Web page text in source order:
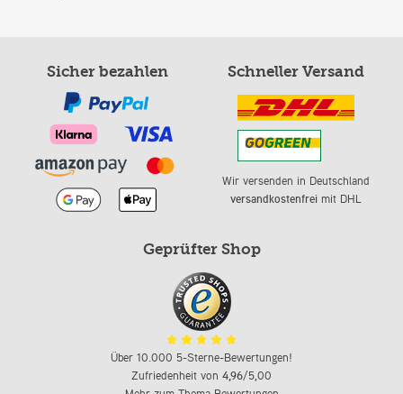
Sicher bezahlen Schneller Versand
Wir versenden in Deutschland
versandkostenfreimit DHL
Geprüfter Shop
Über 10.000 5-Sterne-Bewertungen!
Zufriedenheit von 4,96/5,00